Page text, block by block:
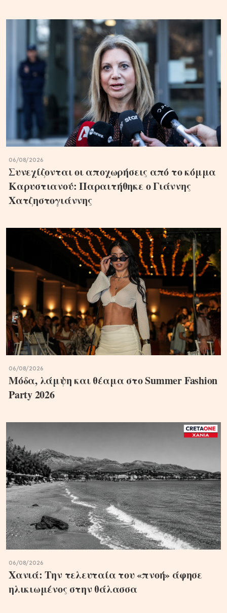
06/08/2026
Συνεχίζονται οι αποχωρήσεις από το κόμμα
Καρυστιανού: Παραιτήθηκε ο Γιάννης
Χατζηστογιάννης
06/08/2026
Μόδα, λάμψη και θέαμα στο Summer Fashion
Party 2026
06/08/2026
Χανιά: Την τελευταία του «πνοή» άφησε
ηλικιωμένος στην θάλασσα